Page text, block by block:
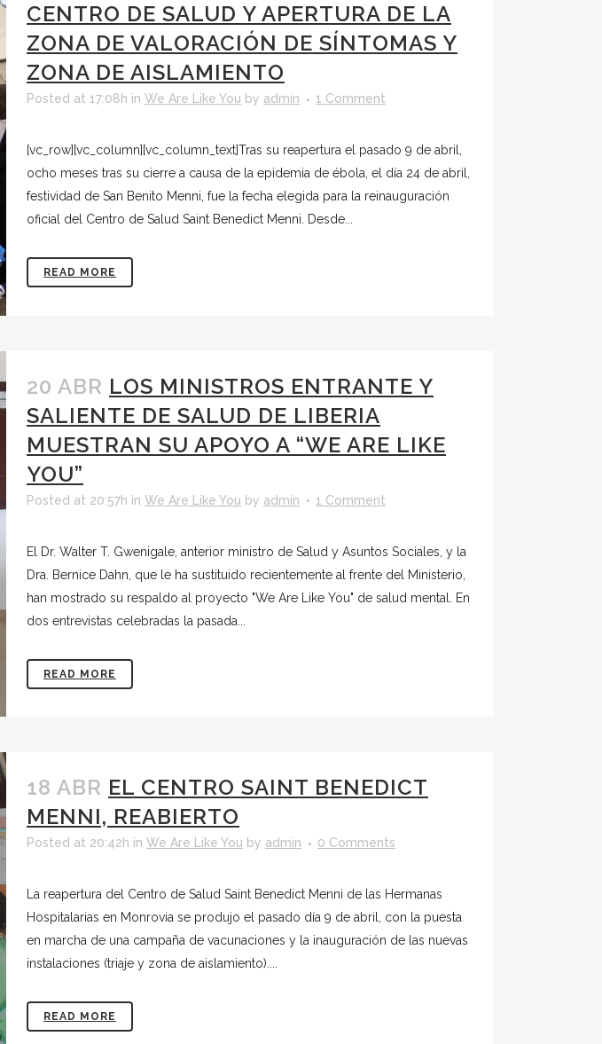
CENTRO DE SALUD Y APERTURA DE LA
ZONA DE VALORACIÓN DE SÍNTOMAS Y
ZONA DE AISLAMIENTO
Posted at 17:08h in We Are Like You by admin 1 Comment
[vc_row][vc_column][vc_column_text]Tras su reapertura el pasado 9 de abril,
ocho meses tras su cierre a causa de la epidemia de ébola, el día 24 de abril,
festividad de San Benito Menni, fue la fecha elegida para la reinauguración
oficial del Centro de Salud Saint Benedict Menni. Desde...
READ MORE
20 ABR LOS MINISTROS ENTRANTE Y
SALIENTE DE SALUD DE LIBERIA
MUESTRAN SU APOYO A “WE ARE LIKE
YOU”
Posted at 20:57h in We Are Like You by admin 1 Comment
El Dr. Walter T. Gwenigale, anterior ministro de Salud y Asuntos Sociales, y la
Dra. Bernice Dahn, que le ha sustituido recientemente al frente del Ministerio,
han mostrado su respaldo al proyecto "We Are Like You" de salud mental. En
dos entrevistas celebradas la pasada...
READ MORE
18 ABR EL CENTRO SAINT BENEDICT
MENNI, REABIERTO
Posted at 20:42h in We Are Like You by admin 0 Comments
La reapertura del Centro de Salud Saint Benedict Menni de las Hermanas
Hospitalarias en Monrovia se produjo el pasado día 9 de abril, con la puesta
en marcha de una campaña de vacunaciones y la inauguración de las nuevas
instalaciones (triaje y zona de aislamiento)....
READ MORE